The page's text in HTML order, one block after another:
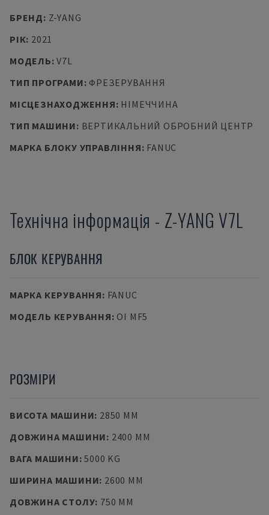
БРЕНД: Z-YANG
РІК: 2021
МОДЕЛЬ:V7L
ТИП ПРОГРАМИ: ФРЕЗЕРУВАННЯ
МІСЦЕЗНАХОДЖЕННЯ: НІМЕЧЧИНА
ТИП МАШИНИ: ВЕРТИКАЛЬНИЙ ОБРОБНИЙ ЦЕНТР
МАРКА БЛОКУ УПРАВЛІННЯ: FANUC
Технічна інформація - Z-YANG V7L
БЛОК КЕРУВАННЯ
МАРКА КЕРУВАННЯ: FANUC
МОДЕЛЬ КЕРУВАННЯ: OI MF5
РОЗМІРИ
ВИСОТА МАШИНИ: 2850 MM
ДОВЖИНА МАШИНИ: 2400 MM
ВАГА МАШИНИ:5000 KG
ШИРИНА МАШИНИ: 2600 MM
ДОВЖИНА СТОЛУ: 750 MM